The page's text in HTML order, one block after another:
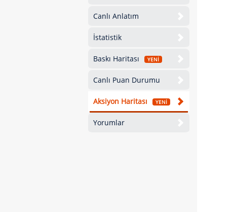
Canlı Anlatım
İstatistik
Baskı Haritası YENİ
Canlı Puan Durumu
Aksiyon Haritası YENİ
Yorumlar